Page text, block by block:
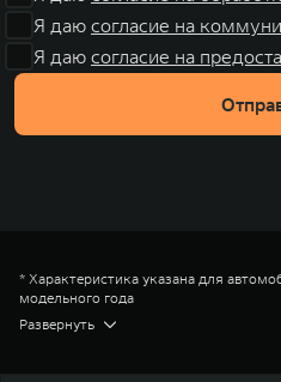
Я даю согласие на
Я даю согласие на
* Характеристика указана для
модельного года
** Размерность указана для
модельного года
Развернуть